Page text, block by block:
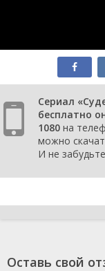
Сериал
бесплатно
1080 на
можно
И не
Оставь свой